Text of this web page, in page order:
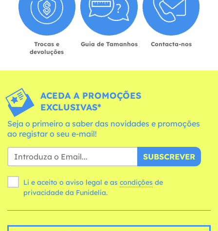
Trocas e
devoluções
Guia de Tamanhos Contacta-nos
ACEDA A PROMOÇÕES
EXCLUSIVAS*
Seja o primeiro a saber das novidades e promoções
ao registar o seu e-mail!
SUBSCREVER
Li e aceito o aviso legal e as condições
privacidade da Funidelia.